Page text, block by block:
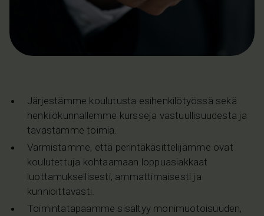
Järjestämme koulutusta esihenkilötyössä sekä
henkilökunnallemme kursseja vastuullisuudesta ja
tavastamme toimia.
Varmistamme, että perintäkäsittelijämme ovat
koulutettuja kohtaamaan loppuasiakkaat
luottamuksellisesti, ammattimaisesti ja
kunnioittavasti.
Toimintatapaamme sisältyy monimuotoisuuden,